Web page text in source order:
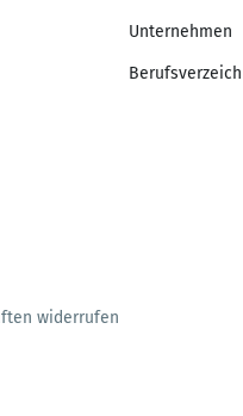
Unternehmen
widerrufen